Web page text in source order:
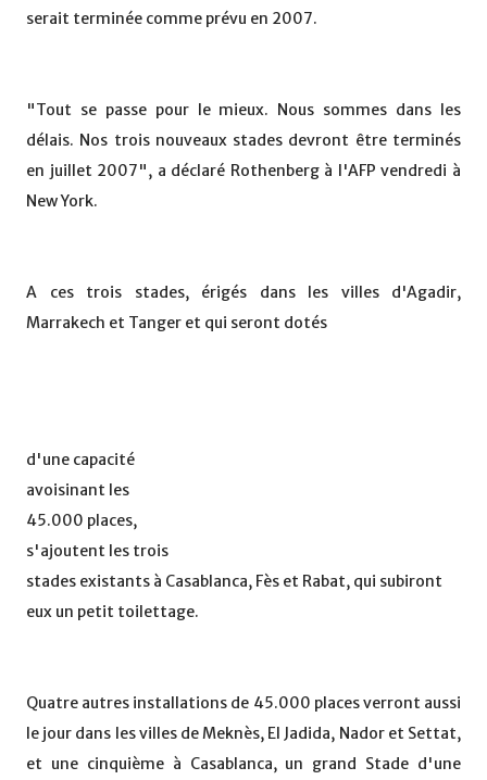
serait terminée comme prévu en 2007.
"Tout se passe pour le mieux. Nous sommes dans les
délais. Nos trois nouveaux stades devront être terminés
en juillet 2007", a déclaré Rothenberg à l'AFP vendredi à
New York.
A ces trois stades, érigés dans les villes d'Agadir,
Marrakech et Tanger et qui seront dotés
d'une capacité
avoisinant les
45.000 places,
s'ajoutent les trois
stades existants à Casablanca, Fès et Rabat, qui subiront
eux un petit toilettage.
Quatre autres installations de 45.000 places verront aussi
le jour dans les villes de Meknès, El Jadida, Nador et Settat,
et une cinquième à Casablanca, un grand Stade d'une